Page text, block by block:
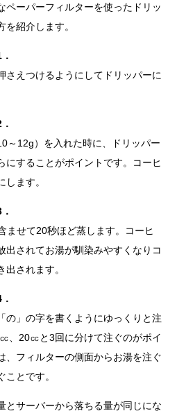
ペーパーフィルターを使ったドリッ
紹介します。
さえつけるようにしてドリッパーに
～12g）を入れた時に、ドリッパー
にすることがポイントです。コーヒ
ます。
せて20秒ほど蒸します。コーヒ
出されてお湯が馴染みやすくなりコ
されます。
の」の字を書くようにゆっくりと注
、20㏄と3回に分けて注ぐのがポイ
、フィルターの側面からお湯を注ぐ
とです。
とサーバーから落ちる量が同じにな